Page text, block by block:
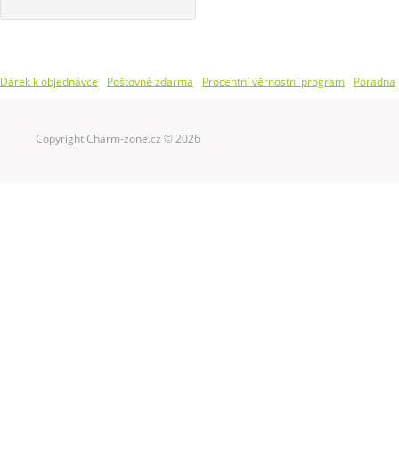
Dárek k objednávce Poštovné zdarma Procentní věrnostní program Poradna
Copyright Charm-zone.cz © 2026